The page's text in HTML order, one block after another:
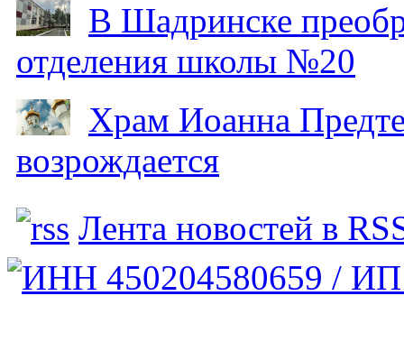
В Шадринске
отделения школы №20
Храм Иоанна
возрождается
Лента новостей в